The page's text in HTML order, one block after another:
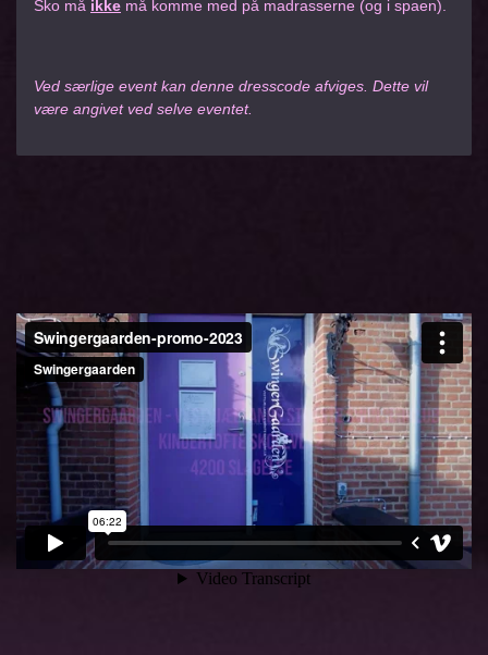
Sko må ikke må komme med på madrasserne (og i spaen).
Ved særlige event kan denne dresscode afviges. Dette vil
være angivet ved selve eventet.